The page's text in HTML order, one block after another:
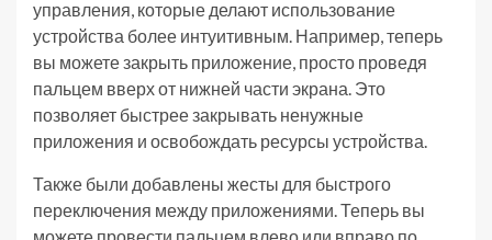
управления, которые делают использование
устройства более интуитивным. Например, теперь
вы можете закрыть приложение, просто проведя
пальцем вверх от нижней части экрана. Это
позволяет быстрее закрывать ненужные
приложения и освобождать ресурсы устройства.
Также были добавлены жесты для быстрого
переключения между приложениями. Теперь вы